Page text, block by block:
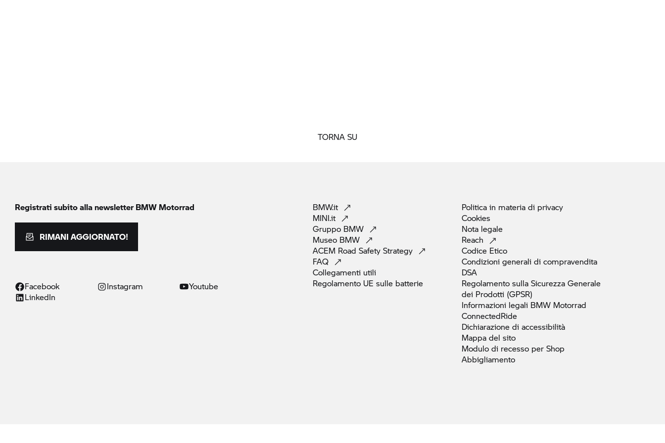
TORNA SU
Registrati subito alla newsletterBMW Motorrad
RIMANI AGGIORNATO!
Facebook Instagram
Youtube
LinkedIn
BMW.it
MINI.it
Gruppo BMW
Museo BMW
ACEM Road Safety Strategy
FAQ
Collegamenti utili
Regolamento UE sulle batterie
Politica in materia di privacy
Cookies
Nota legale
Reach
Codice Etico
Condizioni generali di compravendita
DSA
Regolamento sulla Sicurezza Generale
dei Prodotti (GPSR)
Informazioni legali BMW Motorrad
ConnectedRide
Dichiarazione di accessibilità
Mappa del sito
Modulo di recesso per Shop
Abbigliamento